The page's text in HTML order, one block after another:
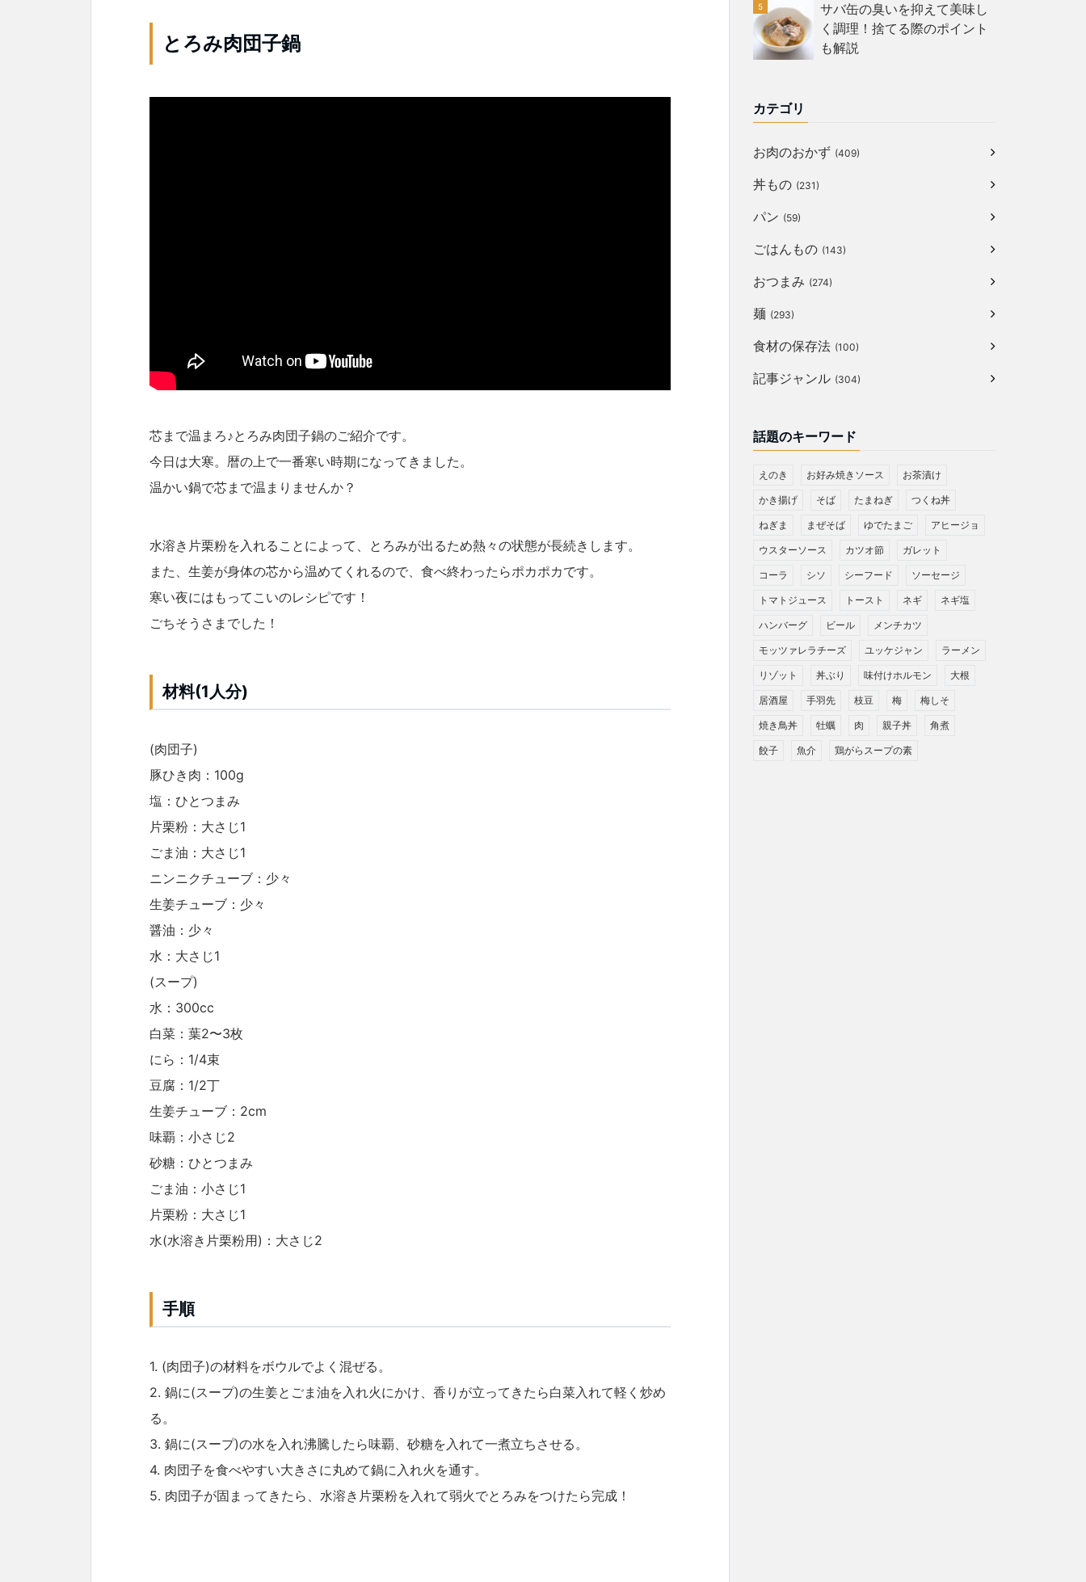
とろみ肉団子鍋
芯まで温まろ♪とろみ肉団子鍋のご紹介です。
今日は大寒。暦の上で一番寒い時期になってきました。
温かい鍋で芯まで温まりませんか？
水溶き片栗粉を入れることによって、とろみが出るため熱々の状態が長続きします。
また、生姜が身体の芯から温めてくれるので、食べ終わったらポカポカです。
寒い夜にはもってこいのレシピです！
ごちそうさまでした！
材料(1人分)
(肉団子)
豚ひき肉：100g
塩：ひとつまみ
片栗粉：大さじ1
ごま油：大さじ1
ニンニクチューブ：少々
生姜チューブ：少々
醤油：少々
水：大さじ1
(スープ)
水：300cc
白菜：葉2〜3枚
にら：1/4束
豆腐：1/2丁
生姜チューブ：2cm
味覇：小さじ2
砂糖：ひとつまみ
ごま油：小さじ1
片栗粉：大さじ1
水(水溶き片栗粉用)：大さじ2
手順
1. (肉団子)の材料をボウルでよく混ぜる。
2. 鍋に(スープ)の生姜とごま油を入れ火にかけ、香りが立ってきたら白菜入れて軽く炒め
る。
3. 鍋に(スープ)の水を入れ沸騰したら味覇、砂糖を入れて一煮立ちさせる。
4. 肉団子を食べやすい大きさに丸めて鍋に入れ火を通す。
5. 肉団子が固まってきたら、水溶き片栗粉を入れて弱火でとろみをつけたら完成！
サバ缶の臭いを抑えて美味し
く調理！捨てる際のポイント
も解説
カテゴリ
お肉のおかず (409)
丼もの (231)
パン (59)
ごはんもの (143)
おつまみ (274)
麺 (293)
食材の保存法 (100)
記事ジャンル (304)
話題のキーワード
えのき お好み焼きソース お茶漬け
かき揚げ そば たまねぎ つくね丼
ねぎま まぜそば ゆでたまご アヒージョ
ウスターソース カツオ節 ガレット
コーラ シソ シーフード ソーセージ
トマトジュース トースト ネギ ネギ塩
ハンバーグ ビール メンチカツ
モッツァレラチーズ ユッケジャン ラーメン
リゾット 丼ぶり 味付けホルモン 大根
居酒屋 手羽先 枝豆 梅 梅しそ
焼き鳥丼 牡蠣 肉 親子丼 角煮
餃子 魚介 鶏がらスープの素